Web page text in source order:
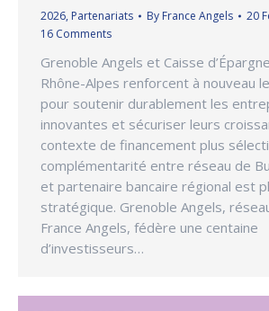
2026, Partenariats By France Angels
20
16 Comments
Grenoble Angels et Caisse
Rhône-Alpes renforcent à nouveau
pour soutenir durablement les
innovantes et sécuriser leurs
contexte de financement plus
complémentarité entre réseau de
et partenaire bancaire régional est
stratégique. Grenoble Angels,
France Angels, fédère une centaine
d’investisseurs…